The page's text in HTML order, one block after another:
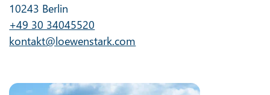
10243 Berlin
+49 30 34045520
kontakt@loewenstark.com